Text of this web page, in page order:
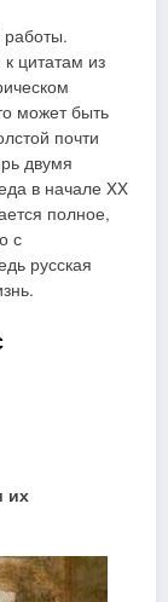
работы.
цитатам из
может быть
почти
двумя
в начале XX
полное,
с
русская
их